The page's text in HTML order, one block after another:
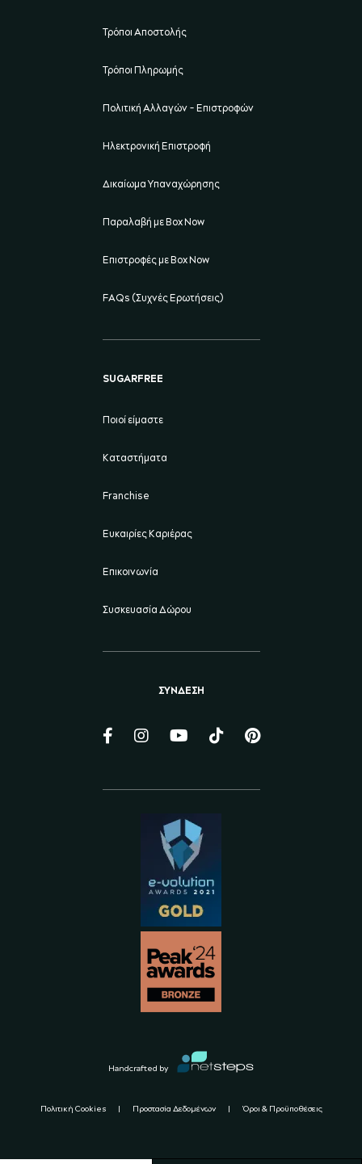
Τρόποι Αποστολής
Τρόποι Πληρωμής
Πολιτική Αλλαγών - Επιστροφών
Ηλεκτρονική Επιστροφή
Δικαίωμα Υπαναχώρησης
Παραλαβή με Box Now
Επιστροφές με Box Now
FAQs (Συχνές Ερωτήσεις)
SUGARFREE
Ποιοί είμαστε
Καταστήματα
Franchise
Ευκαιρίες Καριέρας
Επικοινωνία
Συσκευασία Δώρου
ΣΥΝΔΕΣΗ
Πολιτική Cookies Προστασία Δεδομένων Όροι & Προϋποθέσεις
Handcrafted by